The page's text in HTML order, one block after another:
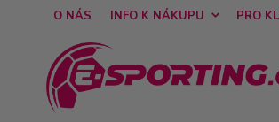
O NÁS INFO K NÁKUPU PRO